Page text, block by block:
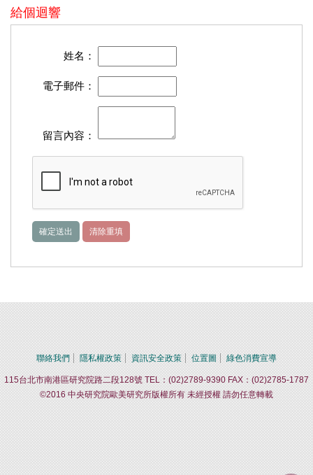
給個迴響
姓名：
電子郵件：
留言內容：
聯絡我們 隱私權政策 資訊安全政策 位置圖 綠色消費宣導
115台北市南港區研究院路二段128號 TEL：(02)2789-9390 FAX：(02)2785-1787
©2016 中央研究院歐美研究所版權所有 未經授權 請勿任意轉載